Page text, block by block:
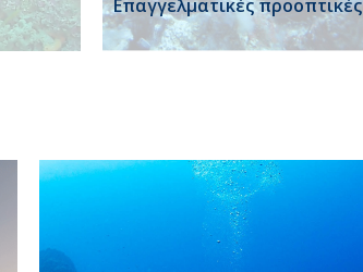
Επαγγελματικές προοπτικές